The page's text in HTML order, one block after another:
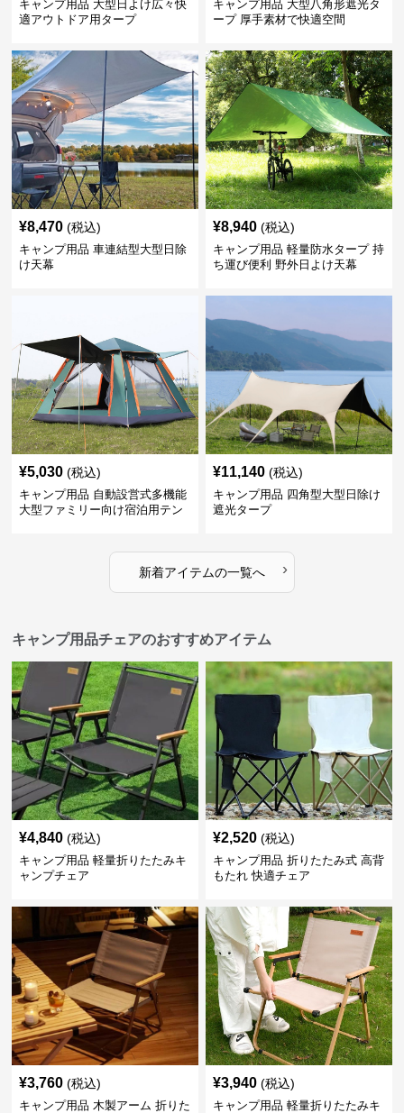
キャンプ用品 大型日よけ広々快
適アウトドア用タープ
キャンプ用品 大型八角形遮光タ
ープ 厚手素材で快適空間
¥8,470 (税込)
キャンプ用品 車連結型大型日除
け天幕
¥8,940 (税込)
キャンプ用品 軽量防水タープ 持
ち運び便利 野外日よけ天幕
¥5,030 (税込)
キャンプ用品 自動設営式多機能
大型ファミリー向け宿泊用テン
¥11,140 (税込)
キャンプ用品 四角型大型日除け
遮光タープ
新着アイテムの一覧へ ›
キャンプ用品チェアのおすすめアイテム
¥4,840 (税込)
キャンプ用品 軽量折りたたみキ
ャンプチェア
¥2,520 (税込)
キャンプ用品 折りたたみ式 高背
もたれ 快適チェア
¥3,760 (税込)
キャンプ用品 木製アーム 折りた
¥3,940 (税込)
キャンプ用品 軽量折りたたみキ